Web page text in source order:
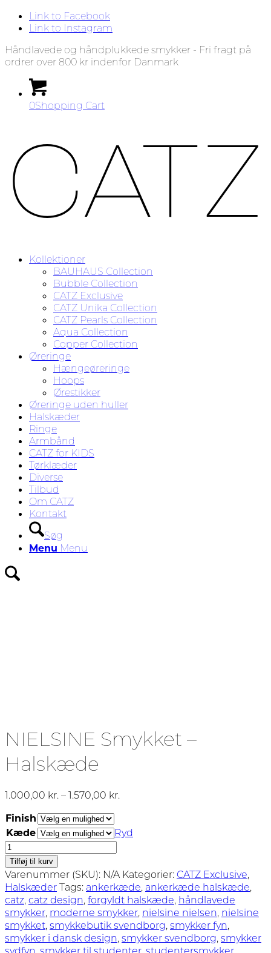
Link to Facebook
Link to Instagram
Håndlavede og håndplukkede smykker - Fri fragt på
ordrer over 800 kr indenfor Danmark
0Shopping Cart
Kollektioner
BAUHAUS Collection
Bubble Collection
CATZ Exclusive
CATZ Unika Collection
CATZ Pearls Collection
Aqua Collection
Copper Collection
Øreringe
Hængeøreringe
Hoops
Ørestikker
Øreringe uden huller
Halskæder
Ringe
Armbånd
CATZ for KIDS
Tørklæder
Diverse
Tilbud
Om CATZ
Kontakt
Søg
Menu Menu
NIELSINE Smykket –
Halskæde
1.000,00 kr. –1.570,00 kr.
1.570,00 kr.
Finish
Kæde
Ryd
NIELSINE
Smykket
-
Halskæde
antal
Tilføj til kurv
Varenummer (SKU): N/A Kategorier: CATZ Exclusive,
HalskæderTags: ankerkæde, ankerkæde halskæde,
catz, catz design, forgyldt halskæde, håndlavede
smykker, moderne smykker, nielsine nielsen, nielsine
smykket, smykkebutik svendborg, smykker fyn,
smykker i dansk design, smykker svendborg, smykker
sydfyn, smykker til studenter, studentersmykker